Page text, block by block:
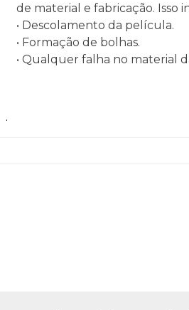
de material e fabricação. Isso
• Descolamento da película.
• Formação de bolhas.
• Qualquer falha no material
.